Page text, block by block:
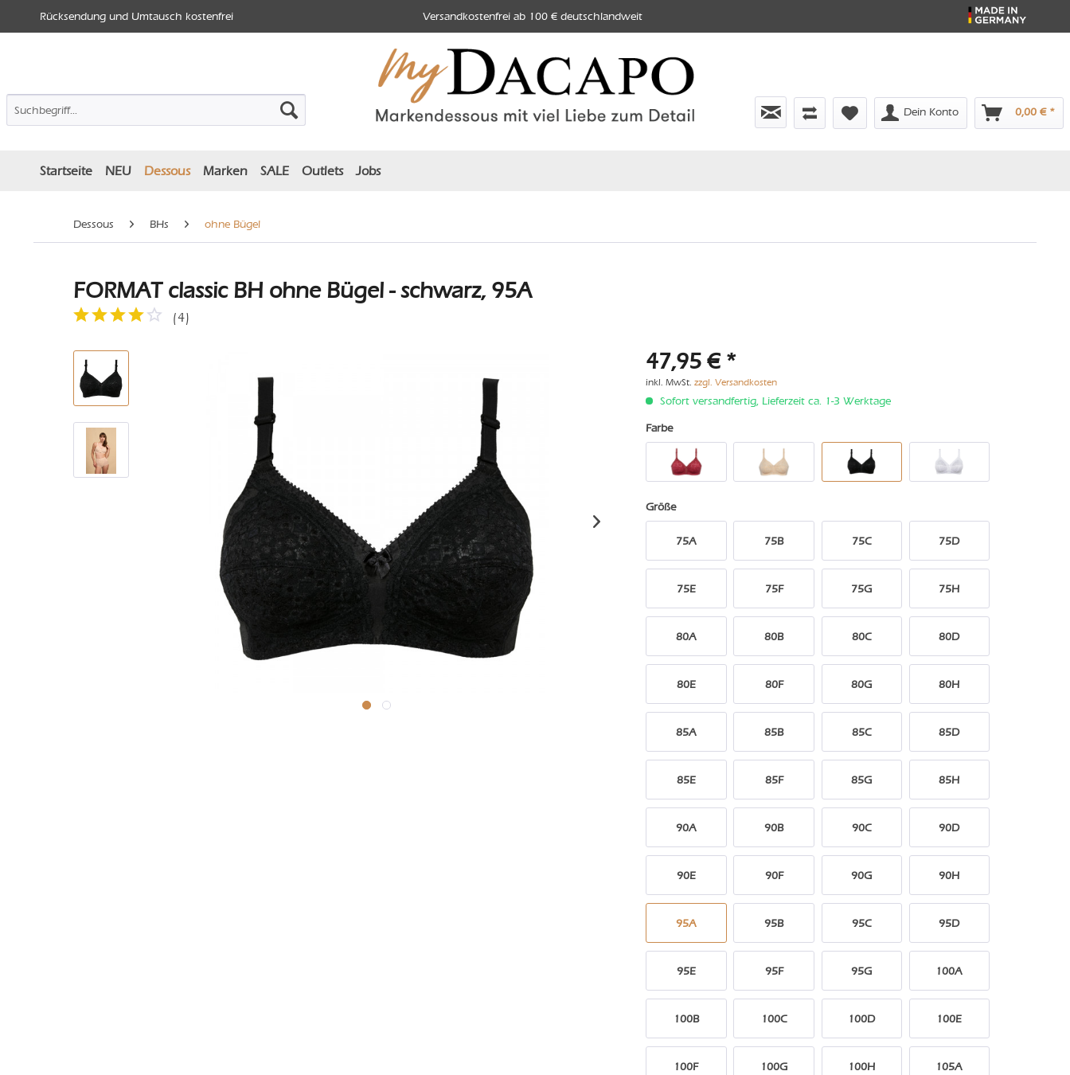
Rücksendung und Umtausch kostenfrei Versandkostenfrei ab 100 € deutschlandweit
Dein Konto 0,00 € *
Startseite NEU Dessous Marken SALE Outlets Jobs
Dessous BHs ohne Bügel
FORMAT classic BH ohne Bügel - schwarz, 95A
(4)
47,95 € *
inkl. MwSt.zzgl. Versandkosten
Sofort versandfertig, Lieferzeit ca. 1-3 Werktage
Farbe
Größe
75A 75B 75C 75D
75E 75F 75G 75H
80A 80B 80C 80D
80E 80F 80G 80H
85A 85B 85C 85D
85E 85F 85G 85H
90A 90B 90C 90D
90E 90F 90G 90H
95A 95B 95C 95D
95E 95F 95G 100A
100B 100C 100D 100E
100F 100G 100H 105A